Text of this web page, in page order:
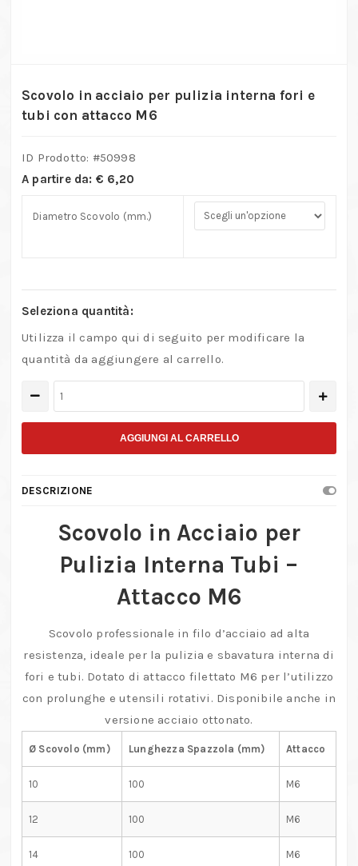
Scovolo in acciaio per pulizia interna fori e
tubi con attacco M6
ID Prodotto: #50998
A partire da: € 6,20
Diametro Scovolo (mm.)
Seleziona quantità:
Utilizza il campo qui di seguito per modificare la
quantità da aggiungere al carrello.
Scovolo
per
interna
quantità
AGGIUNGI AL CARRELLO
DESCRIZIONE
Scovolo in Acciaio per
Pulizia Interna Tubi –
Attacco M6
Scovolo professionale in filo d’acciaio ad alta
resistenza, ideale per la pulizia e sbavatura interna di
fori e tubi. Dotato di attacco filettato M6 per l’utilizzo
con prolunghe e utensili rotativi. Disponibile anche in
versione acciaio ottonato.
Ø Scovolo (mm) Lunghezza Spazzola (mm) Attacco
10 100 M6
12 100 M6
14 100 M6